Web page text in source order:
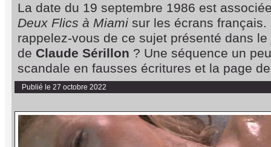
La date du 19 septembre 1986 est
Deux Flics à Miami sur les écrans français.
rappelez-vous de ce sujet présenté dans
de Claude Sérillon ? Une séquence un
scandale en fausses écritures et la page
Publié le 27 octobre 2022